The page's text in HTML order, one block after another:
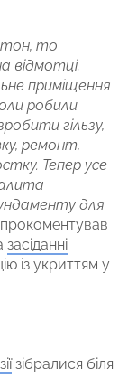
то
відмотці.
приміщення
робили
гільзу,
ремонт,
Тепер усе
для
засіданні
із укриттям у
зібралися біля